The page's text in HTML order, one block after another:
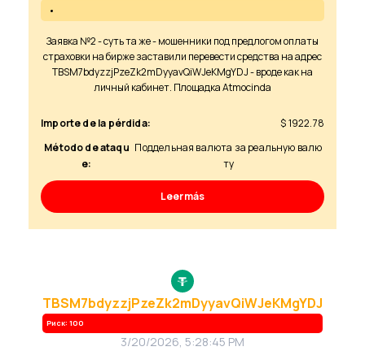
Заявка №2 - суть та же - мошенники под предлогом оплаты
страховки на бирже заставили перевести средства на адрес
TBSM7bdyzzjPzeZk2mDyyavQiWJeKMgYDJ - вроде как на
личный кабинет. Площадка Atmocinda
Importe de la pérdida:
$ 1922.78
Método de ataqu
e:
Поддельная валюта за реальную валю
ту
Leer más
TBSM7bdyzzjPzeZk2mDyyavQiWJeKMgYDJ
Риск: 100
3/20/2026, 5:28:45 PM